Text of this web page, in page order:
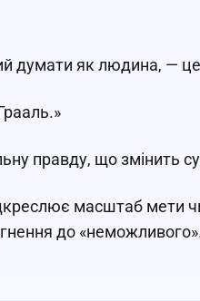
думати як людина, — це
правду, що змінить
масштаб мети
до